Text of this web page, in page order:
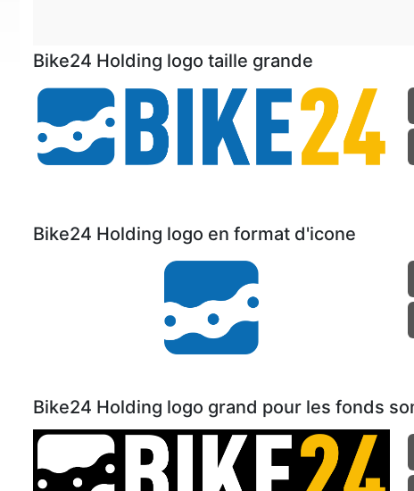
Bike24 Holding logo taille grande
Bike24 Holding logo en format d'icone
Bike24 Holding logo grand pour les fonds